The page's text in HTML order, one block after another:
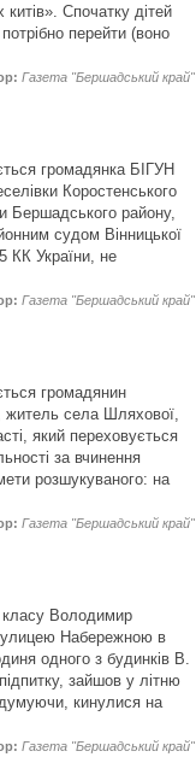
Спочатку дітей
перейти (воно
Газета "Бершадський край"
громадянка БІГУН
Коростенського
Бершадського району,
судом Вінницької
КК України, не
Газета "Бершадський край"
громадянин
села Шляхової,
який переховується
за вчинення
розшукуваного: на
Газета "Бершадський край"
класу Володимир
Набережною в
одного з будинків В.
зайшов у літню
кинулися на
Газета "Бершадський край"